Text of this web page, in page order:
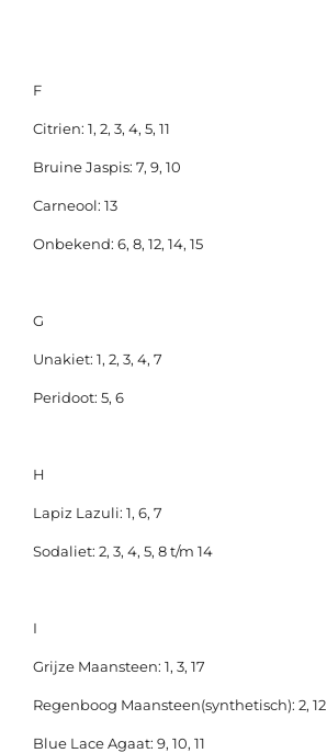
F
Citrien: 1, 2, 3, 4, 5, 11
Bruine Jaspis: 7, 9, 10
Carneool: 13
Onbekend: 6, 8, 12, 14, 15
G
Unakiet: 1, 2, 3, 4, 7
Peridoot: 5, 6
H
Lapiz Lazuli: 1, 6, 7
Sodaliet: 2, 3, 4, 5, 8 t/m 14
I
Grijze Maansteen: 1, 3, 17
Regenboog Maansteen(synthetisch): 2, 12
Blue Lace Agaat: 9, 10, 11